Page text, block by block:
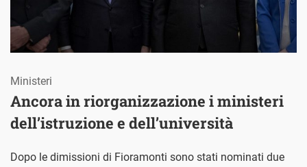
Ancora in riorganizzazione i ministeri
dell’istruzione e dell’università
Ministeri
Dopo le dimissioni di Fioramonti sono stati nominati due